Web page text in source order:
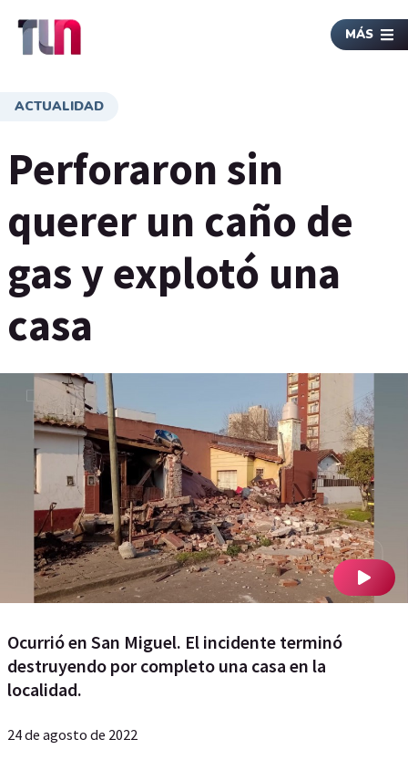
MÁS
ACTUALIDAD
Perforaron sin
querer un caño de
gas y explotó una
casa
Ocurrió en San Miguel. El incidente terminó
destruyendo por completo una casa en la
localidad.
24 de agosto de 2022